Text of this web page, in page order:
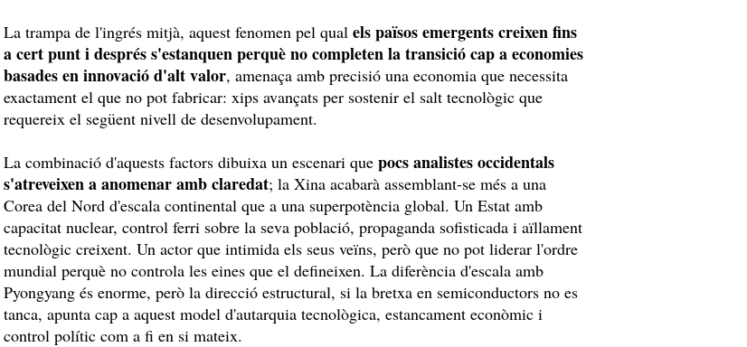
La trampa de l'ingrés mitjà, aquest fenomen pel qual els països emergents creixen fins
a cert punt i després s'estanquen perquè no completen la transició cap a economies
basades en innovació d'alt valor, amenaça amb precisió una economia que necessita
exactament el que no pot fabricar: xips avançats per sostenir el salt tecnològic que
requereix el següent nivell de desenvolupament.
La combinació d'aquests factors dibuixa un escenari que pocs analistes occidentals
s'atreveixen a anomenar amb claredat; la Xina acabarà assemblant-se més a una
Corea del Nord d'escala continental que a una superpotència global. Un Estat amb
capacitat nuclear, control ferri sobre la seva població, propaganda sofisticada i aïllament
tecnològic creixent. Un actor que intimida els seus veïns, però que no pot liderar l'ordre
mundial perquè no controla les eines que el defineixen. La diferència d'escala amb
Pyongyang és enorme, però la direcció estructural, si la bretxa en semiconductors no es
tanca, apunta cap a aquest model d'autarquia tecnològica, estancament econòmic i
control polític com a fi en si mateix.